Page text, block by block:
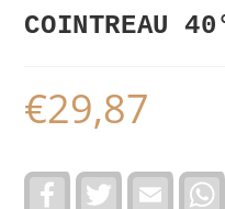
COINTREAU
€29,87
T
E